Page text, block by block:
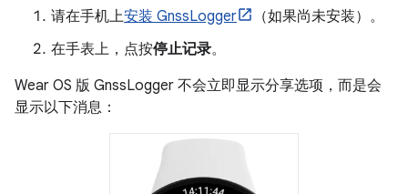
请在手机上安装 GnssLogger
（如果尚未安装）。
在手表上，点按停止记录。
Wear OS 版 GnssLogger 不会立即显示分享选项，而是会
显示以下消息：